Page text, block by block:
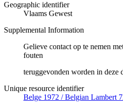
Geographic identifier
Vlaams Gewest
Supplemental Information
Gelieve contact op te nemen
fouten
teruggevonden worden in deze
Unique resource identifier
Belge 1972 / Belgian Lambert